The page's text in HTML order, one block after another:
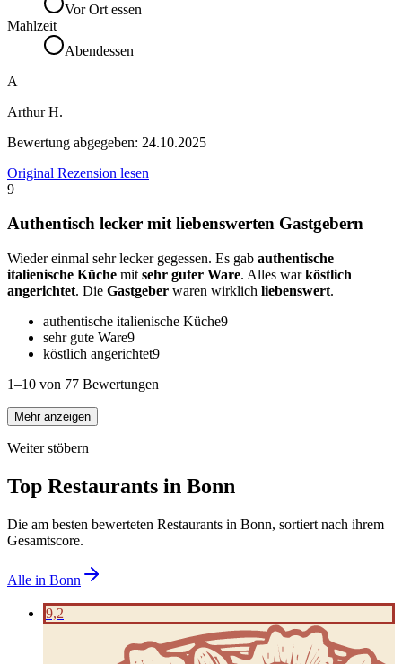
Vor Ort essen
Mahlzeit
Abendessen
A
Arthur H.
Bewertung abgegeben: 24.10.2025
Original Rezension lesen
9
Authentisch lecker mit liebenswerten Gastgebern
Wieder einmal sehr lecker gegessen. Es gab authentische
italienische Küche mit sehr guter Ware. Alles warköstlich
angerichtet. Die Gastgeber waren wirklich liebenswert.
authentische italienische Küche9
sehr gute Ware9
köstlich angerichtet9
1–10 von 77 Bewertungen
Mehr anzeigen
Weiter stöbern
Top Restaurants in Bonn
Die am besten bewerteten Restaurants in Bonn, sortiert nach ihrem
Gesamtscore.
Alle in Bonn
9,2